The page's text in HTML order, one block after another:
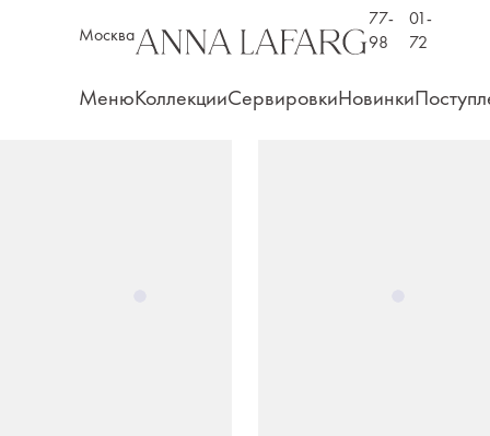
Москва
77-
98
01-
72
МенюКоллекцииСервировкиНовинки